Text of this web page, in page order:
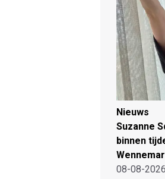
Nieuws
Suzanne
binnen
08-08-2026